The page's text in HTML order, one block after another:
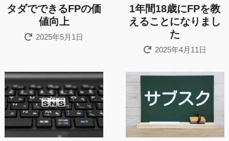
タダでできるFPの価
値向上
2025年5月1日
1年間18歳にFPを教
えることになりまし
た
2025年4月11日